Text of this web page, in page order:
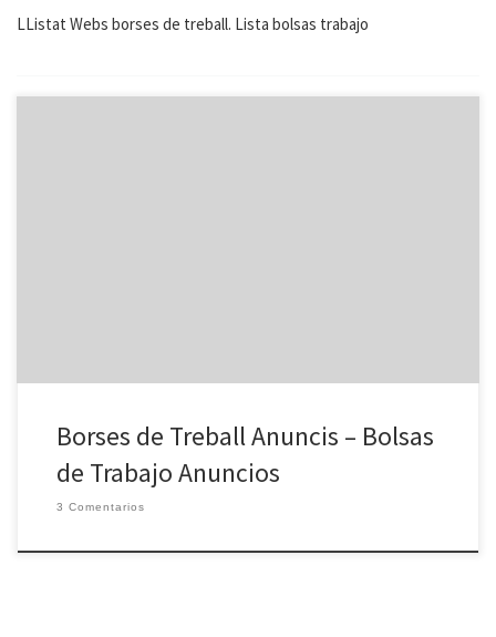
LListat Webs borses de treball. Lista bolsas trabajo
Borses de Treball Anuncis – Bolsas
de Trabajo Anuncios
3 Comentarios